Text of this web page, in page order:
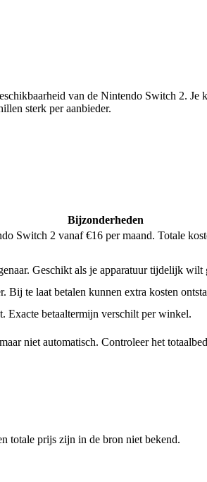
van de Nintendo Switch 2. Je
sterk per aanbieder.
Bijzonderheden
Switch 2 vanaf €16 per maand. Totale
Geschikt als je apparatuur tijdelijk wilt
Bij te laat betalen kunnen extra kosten
Exacte betaaltermijn verschilt per winkel.
niet automatisch. Controleer het
totale prijs zijn in de bron niet bekend.